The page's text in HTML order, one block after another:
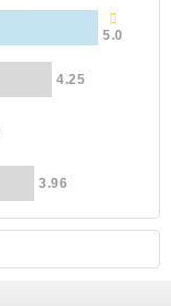
5.0
4.25
3.96